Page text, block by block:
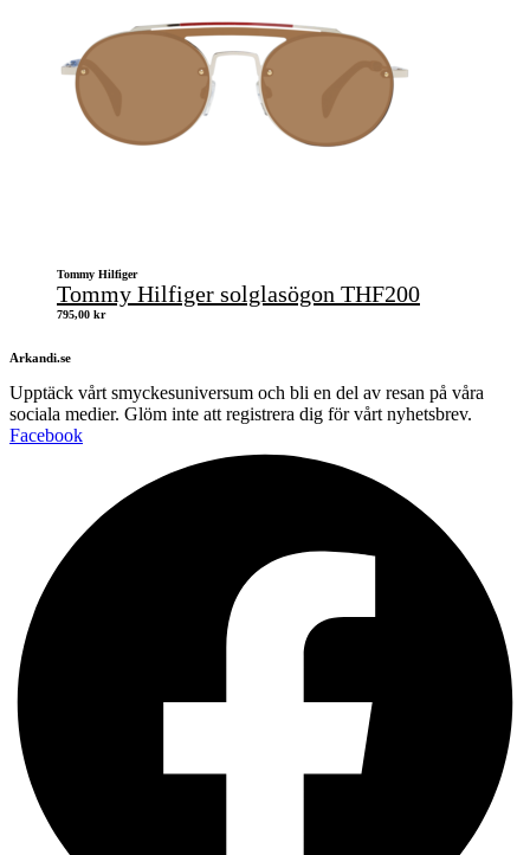
Tommy Hilfiger
Tommy Hilfiger solglasögon THF200
795,00 kr
Arkandi.se
Upptäck vårt smyckesuniversum och bli en del av resan på våra
sociala medier. Glöm inte att registrera dig för vårt nyhetsbrev.
Facebook